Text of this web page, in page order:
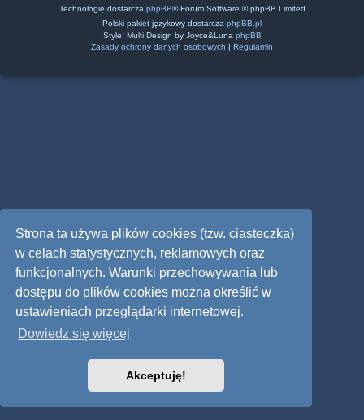
Strona ta używa plików cookies (tzw. ciasteczka)
w celach statystycznych, reklamowych oraz
funkcjonalnych. Warunki przechowywania lub
dostępu do plików cookies można określić w
ustawieniach przeglądarki internetowej.
Dowiedz się więcej
Akceptuję!
Technologię dostarcza phpBB® Forum Software © phpBB Limited
Polski pakiet językowy dostarcza phpBB.pl
Style: Multi Design by Joyce&Luna phpBB
Zasady ochrony danych osobowych | Regulamin